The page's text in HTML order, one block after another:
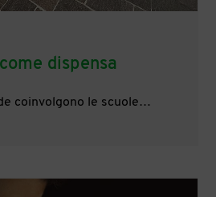
dispensa
coinvolgono le scuole…